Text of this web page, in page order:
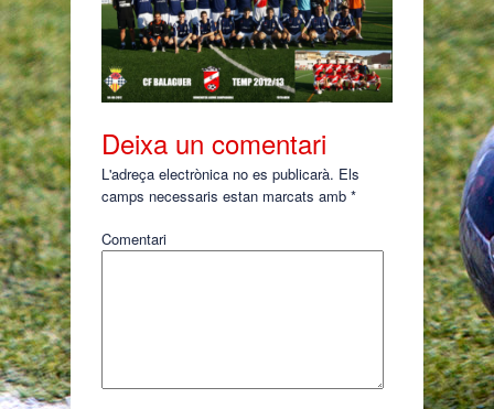
Deixa un comentari
L'adreça electrònica no es publicarà. Els
camps necessaris estan marcats amb *
Comentari